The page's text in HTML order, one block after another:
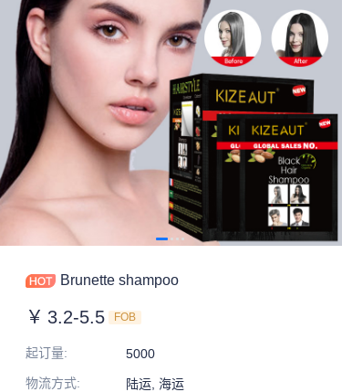
Brunette shampoo
￥ 3.2-5.5 FOB
起订量:
5000
物流方式:
陆运, 海运